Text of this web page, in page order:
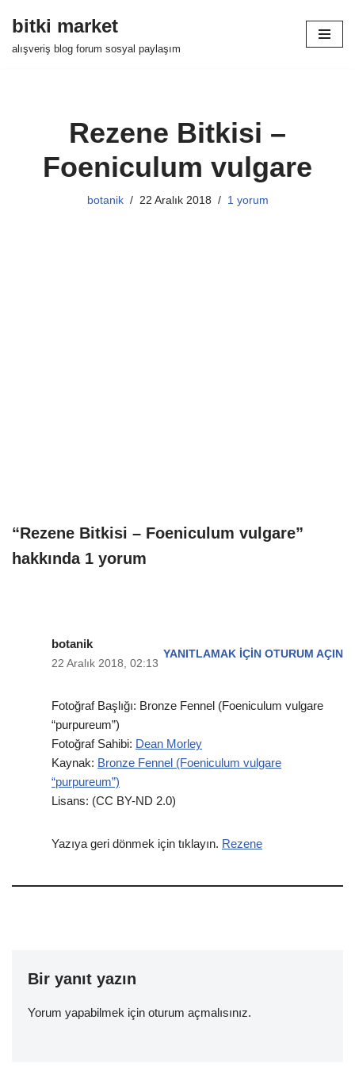
İçeriğe
bitki market
alışveriş blog forum sosyal paylaşım
Rezene Bitkisi –
Foeniculum vulgare
botanik 22 Aralık 2018 1 yorum
“Rezene Bitkisi – Foeniculum vulgare”
hakkında 1 yorum
botanik
22 Aralık 2018, 02:13
YANITLAMAK IÇIN OTURUM AÇIN
Fotoğraf Başlığı: Bronze Fennel (Foeniculum vulgare
“purpureum”)
Fotoğraf Sahibi: Dean Morley
Kaynak: Bronze Fennel (Foeniculum vulgare
“purpureum”)
Lisans: (CC BY-ND 2.0)
Yazıya geri dönmek için tıklayın. Rezene
Bir yanıt yazın
Yorum yapabilmek için oturum açmalısınız.